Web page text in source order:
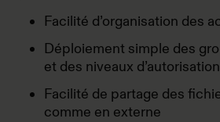
Facilité d’organisation des
Déploiement simple des
et des niveaux d’autorisation
Facilité de partage des
comme en externe